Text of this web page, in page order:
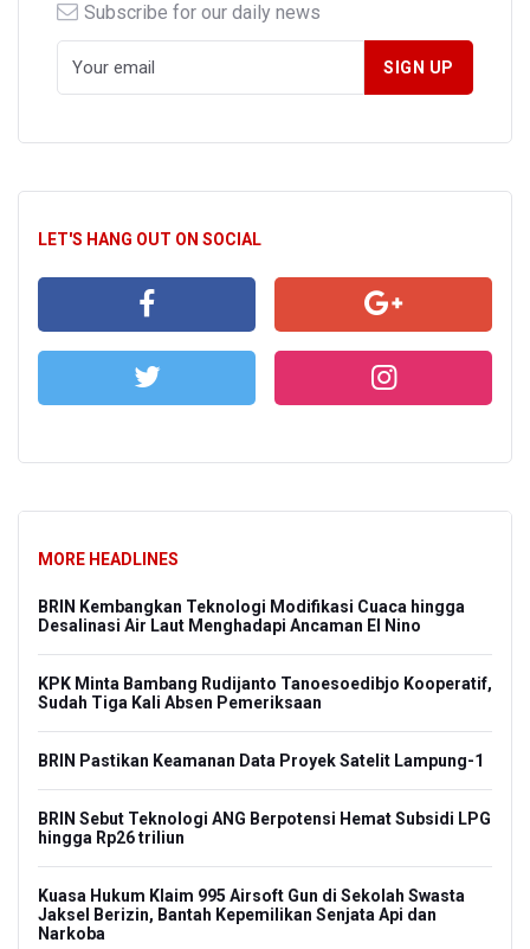
Subscribe for our daily news
LET'S HANG OUT ON SOCIAL
MORE HEADLINES
BRIN Kembangkan Teknologi Modifikasi Cuaca hingga
Desalinasi Air Laut Menghadapi Ancaman El Nino
KPK Minta Bambang Rudijanto Tanoesoedibjo Kooperatif,
Sudah Tiga Kali Absen Pemeriksaan
BRIN Pastikan Keamanan Data Proyek Satelit Lampung-1
BRIN Sebut Teknologi ANG Berpotensi Hemat Subsidi LPG
hingga Rp26 triliun
Kuasa Hukum Klaim 995 Airsoft Gun di Sekolah Swasta
Jaksel Berizin, Bantah Kepemilikan Senjata Api dan
Narkoba